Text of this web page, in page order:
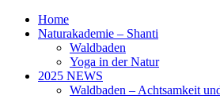
Home
Naturakademie – Shanti
Waldbaden
Yoga in der Natur
2025 NEWS
Waldbaden – Achtsamkeit